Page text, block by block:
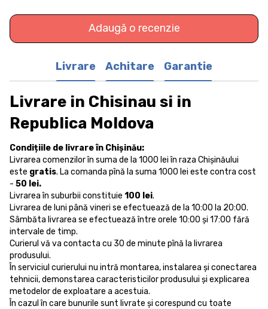
Adaugă o recenzie
Livrare Achitare Garantie
Livrare in Chisinau si in
Republica Moldova
Condițiile de livrare în Chișinău:
Livrarea comenzilor în suma de la 1000 lei în raza Chișinăului
este gratis. La comanda pînă la suma 1000 lei este contra cost
- 50 lei.
Livrarea în suburbii constituie 100 lei.
Livrarea de luni până vineri se efectuează de la 10:00 la 20:00.
Sâmbăta livrarea se efectuează între orele 10:00 și 17:00 fără
intervale de timp.
Curierul vă va contacta cu 30 de minute pînă la livrarea
produsului.
În serviciul curierului nu intră montarea, instalarea și conectarea
tehnicii, demonstarea caracteristicilor produsului și explicarea
metodelor de exploatare a acestuia.
În cazul în care bunurile sunt livrate și corespund cu toate